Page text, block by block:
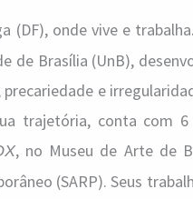
(DF), onde vive e
de Brasília (UnB),
e
trajetória, conta com 6
, no Museu de Arte de
(SARP). Seus